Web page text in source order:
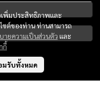
เพิ่มประสิทธิภาพและ
ซต์ของท่าน ท่านสามารถ
ายความเป็นส่วนตัว และ
กี้
มรับทั้งหมด